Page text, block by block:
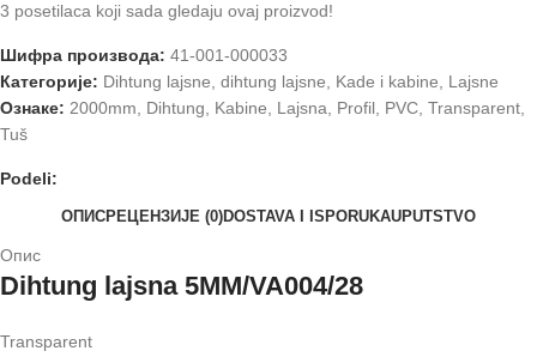
3 posetilaca koji sada gledaju ovaj proizvod!
Шифра производа: 41-001-000033
Категорије: Dihtung lajsne dihtung lajsne Kade i kabine
Lajsne
Ознаке: 2000mm Dihtung Kabine Lajsna Profil PVC Transparent
Tuš
Podeli:
ОПИСРЕЦЕНЗИЈЕ (0)DOSTAVA I ISPORUKAUPUTSTVO
Опис
Dihtung lajsna 5MM/VA004/28
Transparent